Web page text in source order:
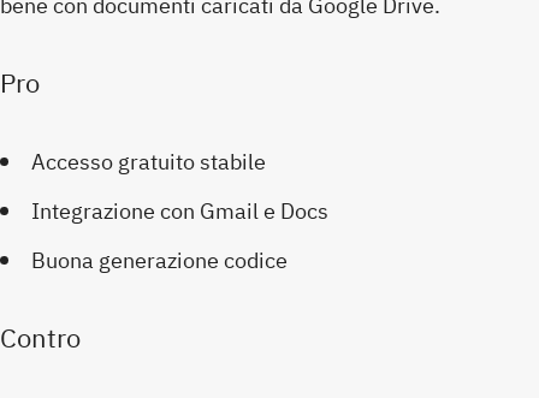
Pro
Accesso gratuito stabile
Integrazione con Gmail e Docs
Buona generazione codice
Contro